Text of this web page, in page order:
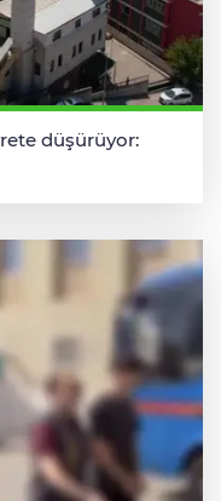
düşürüyor: